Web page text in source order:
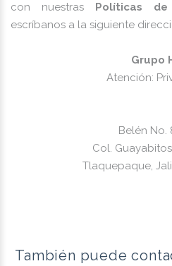
con nuestras
Políticas de
escríbanos a la siguiente
Grupo
Atención:
Belén No.
Col.
Tlaquepaque,
También puede